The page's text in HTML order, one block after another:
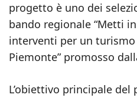
progetto è uno dei
bando regionale “Metti
interventi per un turismo
Piemonte” promosso
L’obiettivo principale